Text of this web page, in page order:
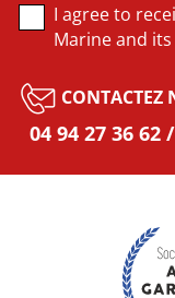
I agree to
Marine and
CONTACTEZ
04 94 27 36 62